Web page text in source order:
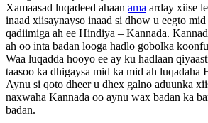
Xamaasad luqadeed ahaan ama arday xiise
inaad xiisaynayso inaad si dhow u eegto
qadiimiga ah ee Hindiya – Kannada.
ah oo inta badan looga hadlo gobolka
Waa luqadda hooyo ee ay ku hadlaan
taasoo ka dhigaysa mid ka mid ah luqadaha
Aynu si qoto dheer u dhex galno aduunka
naxwaha Kannada oo aynu wax badan ka
badan.